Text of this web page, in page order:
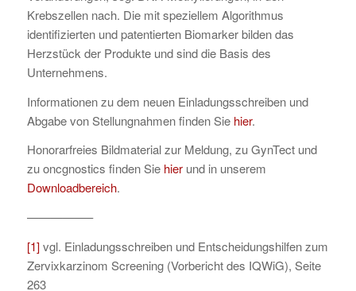
Krebszellen nach. Die mit speziellem Algorithmus
identifizierten und patentierten Biomarker bilden das
Herzstück der Produkte und sind die Basis des
Unternehmens.
Informationen zu dem neuen Einladungsschreiben und
Abgabe von Stellungnahmen finden Sie hier.
Honorarfreies Bildmaterial zur Meldung, zu GynTect und
zu oncgnostics finden Sie hierund in unserem
Downloadbereich.
—————–
[1]vgl. Einladungsschreiben und Entscheidungshilfen zum
Zervixkarzinom Screening (Vorbericht des IQWiG), Seite
263